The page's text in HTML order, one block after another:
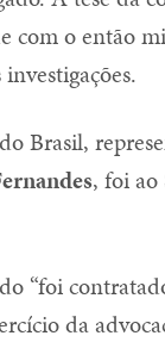
o então
Brasil,
, foi ao
“foi
da